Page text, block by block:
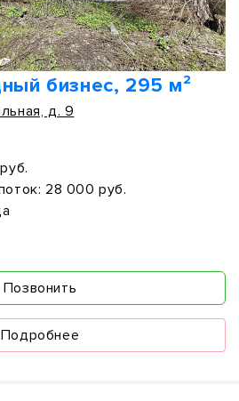
бизнес, 295 м²
д. 9
28 000 руб.
Позвонить
Подробнее